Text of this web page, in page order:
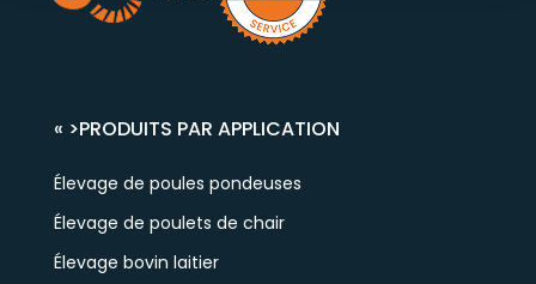
« >PRODUITS PAR APPLICATION
Élevage de poules pondeuses
Élevage de poulets de chair
Élevage bovin laitier